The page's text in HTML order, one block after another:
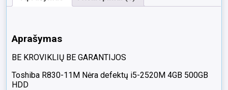
Aprašymas
BE KROVIKLIŲ BE GARANTIJOS
Toshiba R830-11M Nėra defektų i5-2520M 4GB 500GB
HDD